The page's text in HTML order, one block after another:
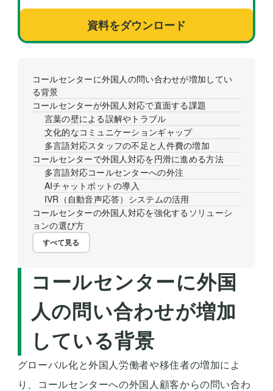
資料をダウンロード
コールセンターに外国人の問い合わせが増加してい
る背景
コールセンターが外国人対応で直面する課題
言葉の壁による誤解やトラブル
文化的なコミュニケーションギャップ
多言語対応スタッフの不足と人件費の増加
コールセンターで外国人対応を円滑に進める方法
多言語対応コールセンターへの外注
AIチャットボットの導入
IVR（自動音声応答）システムの活用
コールセンターの外国人対応を強化するソリューシ
ョンの選び方
すべて見る
コールセンターに外国
人の問い合わせが増加
している背景
グローバル化と外国人労働者や移住者の増加によ
り、コールセンターへの外国人顧客からの問い合わ